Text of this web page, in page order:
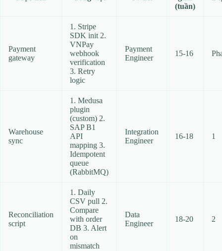
(tuần)
Payment
gateway
1. Stripe
SDK init 2.
VNPay
webhook
verification
3. Retry
logic
Payment
Engineer
15‑16
Warehouse
sync
1. Medusa
plugin
(custom) 2.
SAP B1
API
mapping 3.
Idempotent
queue
(RabbitMQ)
Integration
Engineer
16‑18 1
Reconciliation
script
1. Daily
CSV pull 2.
Compare
with order
DB 3. Alert
on
mismatch
Data
Engineer
18‑20 2